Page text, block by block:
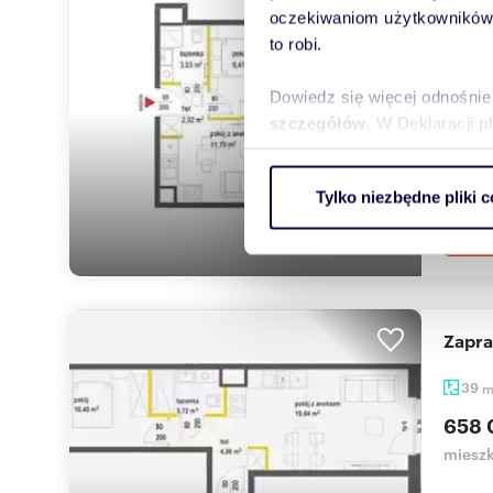
oczekiwaniom
to robi.
Dowiedz się więcej
szczegółów . W Deklaracji
ruch w naszej witrynie.
reklamowym i
uzyskanymi podczas
Tylko niezbędne pliki
27m
39 m
658